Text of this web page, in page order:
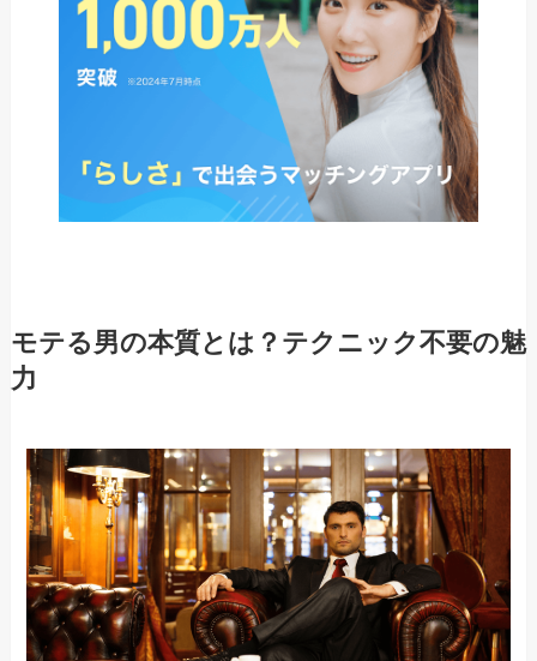
モテる男の本質とは？テクニック不要の魅
力